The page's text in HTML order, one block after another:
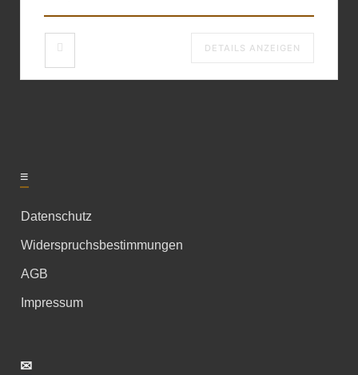
DETAILS ANZEIGEN
≡
Datenschutz
Widerspruchsbestimmungen
AGB
Impressum
✉